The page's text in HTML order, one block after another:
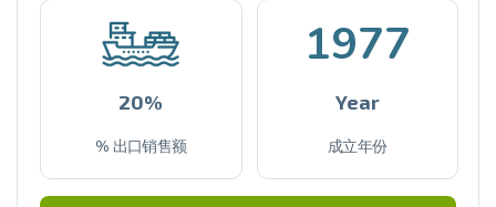
20%
% 出口销售额
1977
Year
成立年份